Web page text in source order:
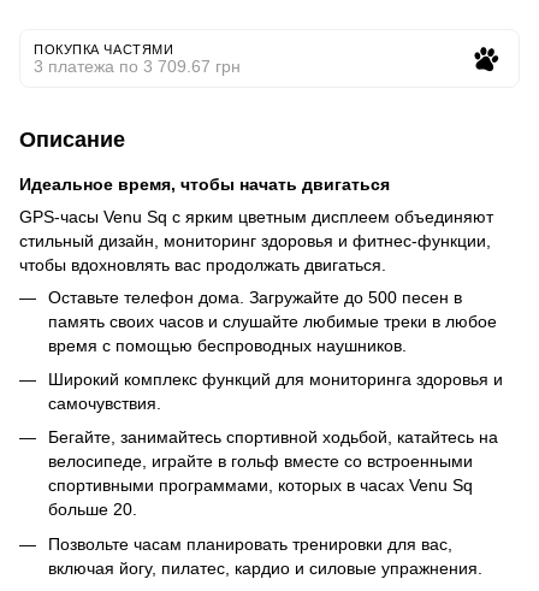
ПОКУПКА ЧАСТЯМИ
3 платежа по 3 709.67 грн
Описание
Идеальное время, чтобы начать двигаться
GPS-часы Venu Sq с ярким цветным дисплеем объединяют
стильный дизайн, мониторинг здоровья и фитнес-функции,
чтобы вдохновлять вас продолжать двигаться.
Оставьте телефон дома. Загружайте до 500 песен в
память своих часов и слушайте любимые треки в любое
время с помощью беспроводных наушников.
Широкий комплекс функций для мониторинга здоровья и
самочувствия.
Бегайте, занимайтесь спортивной ходьбой, катайтесь на
велосипеде, играйте в гольф вместе со встроенными
спортивными программами, которых в часах Venu Sq
больше 20.
Позвольте часам планировать тренировки для вас,
включая йогу, пилатес, кардио и силовые упражнения.